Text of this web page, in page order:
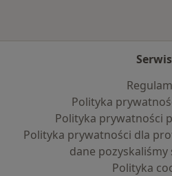
Serwis
Polityka
Polityka prywatności
Polityka prywatności dla
dane
Polityka